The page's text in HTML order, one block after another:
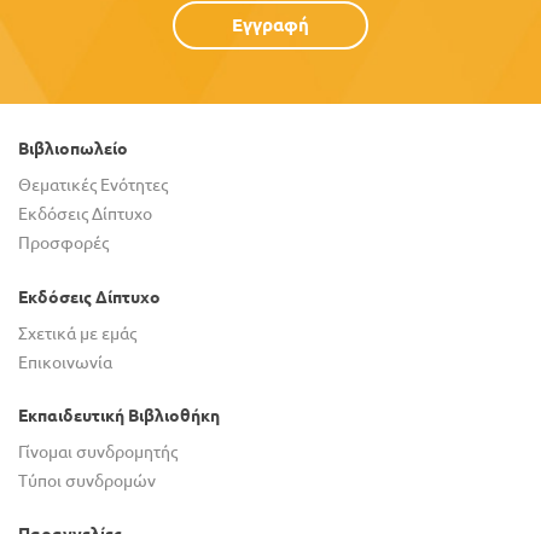
Εγγραφή
Βιβλιοπωλείο
Θεματικές Ενότητες
Εκδόσεις Δίπτυχο
Προσφορές
Εκδόσεις Δίπτυχο
Σχετικά με εμάς
Επικοινωνία
Εκπαιδευτική Βιβλιοθήκη
Γίνομαι συνδρομητής
Τύποι συνδρομών